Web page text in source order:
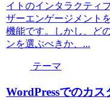
イトのインタラクティ
ザーエンゲージメント
機能です。しかし、ど
ンを選ぶべきか、...
テーマ
WordPressでのカ